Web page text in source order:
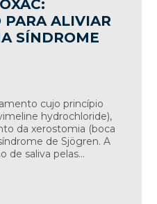
ALIVIAR
SÍNDROME
cujo princípio
hydrochloride),
da xerostomia (boca
de Sjögren. A
de saliva pelas...